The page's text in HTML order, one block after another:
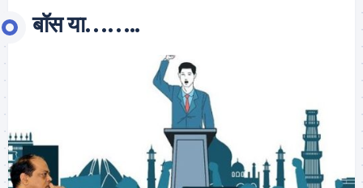
बॉस या……..